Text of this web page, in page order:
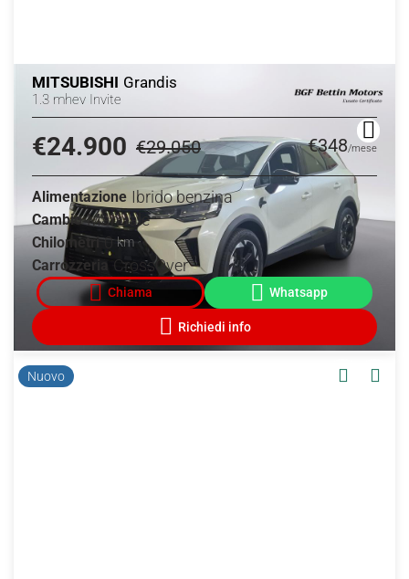
MITSUBISHI Grandis
1.3 mhev Invite
€24.900 €29.050 €348/mese
Alimentazione Ibrido benzina
Cambio Manuale
Chilometri 0km
Carrozzeria CrossOver
Nuovo